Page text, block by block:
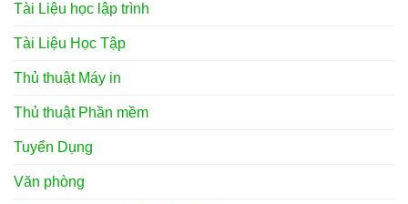
Tài Liệu học lập trình
Tài Liệu Học Tập
Thủ thuật Máy in
Thủ thuật Phần mềm
Tuyển Dụng
Văn phòng